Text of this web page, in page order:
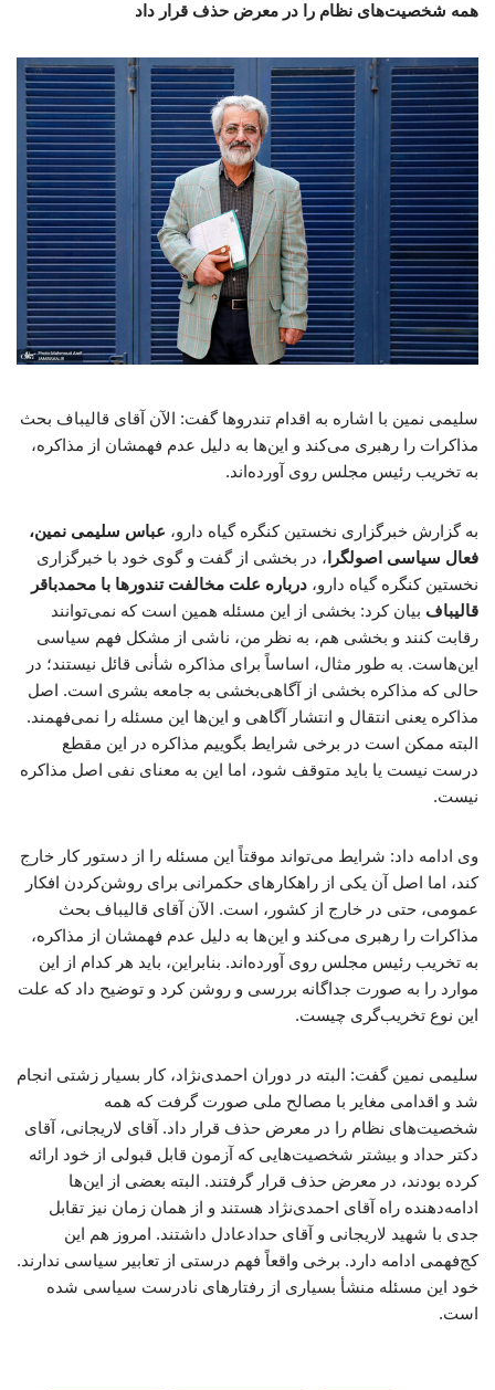
همه شخصیت‌های نظام را در معرض حذف قرار داد
سلیمی نمین با اشاره به اقدام تندروها گفت: الآن آقای قالیباف بحث
مذاکرات را رهبری می‌کند و این‌ها به دلیل عدم فهمشان از مذاکره،
به تخریب رئیس مجلس روی آورده‌اند.
به گزارش خبرگزاری نخستین کنگره گیاه دارو، عباس سلیمی نمین،
فعال سیاسی اصولگرا ، در بخشی از گفت و گوی خود با خبرگزاری
نخستین کنگره گیاه دارو، درباره علت مخالفت تندورها با محمدباقر
قالیباف بیان کرد: بخشی از این مسئله همین است که نمی‌توانند
رقابت کنند و بخشی هم، به نظر من، ناشی از مشکل فهم سیاسی
این‌هاست. به طور مثال، اساساً برای مذاکره شأنی قائل نیستند؛ در
حالی که مذاکره بخشی از آگاهی‌بخشی به جامعه بشری است. اصل
مذاکره یعنی انتقال و انتشار آگاهی و این‌ها این مسئله را نمی‌فهمند.
البته ممکن است در برخی شرایط بگوییم مذاکره در این مقطع
درست نیست یا باید متوقف شود، اما این به معنای نفی اصل مذاکره
نیست.
وی ادامه داد: شرایط می‌تواند موقتاً این مسئله را از دستور کار خارج
کند، اما اصل آن یکی از راهکارهای حکمرانی برای روشن‌کردن افکار
عمومی، حتی در خارج از کشور، است. الآن آقای قالیباف بحث
مذاکرات را رهبری می‌کند و این‌ها به دلیل عدم فهمشان از مذاکره،
به تخریب رئیس مجلس روی آورده‌اند. بنابراین، باید هر کدام از این
موارد را به صورت جداگانه بررسی و روشن کرد و توضیح داد که علت
این نوع تخریب‌گری چیست.
سلیمی نمین گفت: البته در دوران احمدی‌نژاد، کار بسیار زشتی انجام
شد و اقدامی مغایر با مصالح ملی صورت گرفت که همه
شخصیت‌های نظام را در معرض حذف قرار داد. آقای لاریجانی، آقای
دکتر حداد و بیشتر شخصیت‌هایی که آزمون قابل قبولی از خود ارائه
کرده بودند، در معرض حذف قرار گرفتند. البته بعضی از این‌ها
ادامه‌دهنده راه آقای احمدی‌نژاد هستند و از همان زمان نیز تقابل
جدی با شهید لاریجانی و آقای حدادعادل داشتند. امروز هم این
کج‌فهمی ادامه دارد. برخی واقعاً فهم درستی از تعابیر سیاسی ندارند.
خود این مسئله منشأ بسیاری از رفتارهای نادرست سیاسی شده
است.